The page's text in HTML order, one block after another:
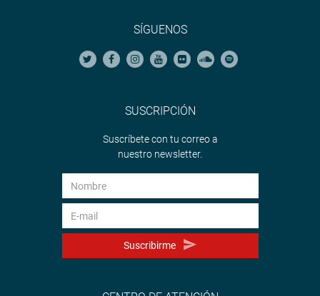
SÍGUENOS
SUSCRIPCIÓN
Suscríbete con tu correo a
nuestro newsletter.
Suscribirme